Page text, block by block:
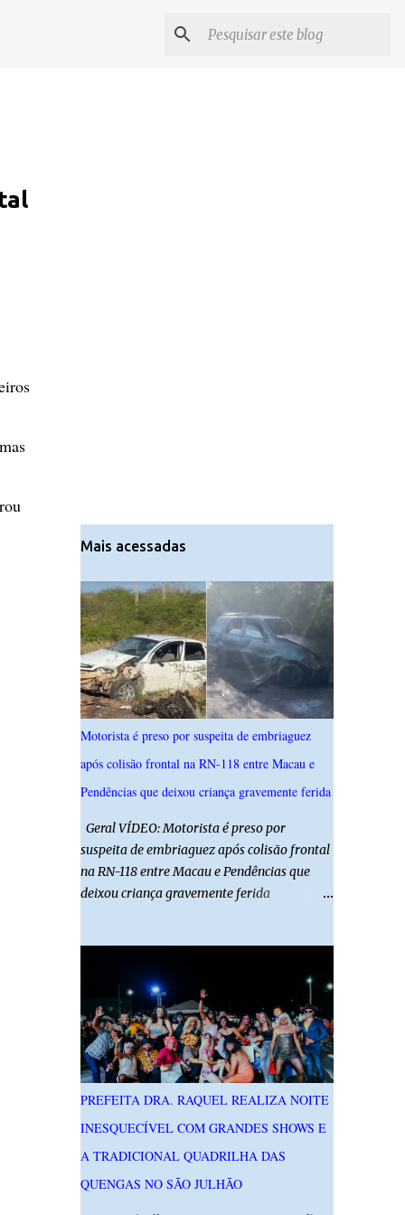
Mais acessadas
Motorista é preso por suspeita de embriaguez
após colisão frontal na RN-118 entre Macau e
Pendências que deixou criança gravemente ferida
Geral VÍDEO: Motorista é preso por
suspeita de embriaguez após colisão frontal
na RN-118 entre Macau e Pendências que
deixou criança gravemente ferida
embriagado após um acidente que deixou
uma criança de 11 anos gravemente ferida
na manhã deste sábado (1º), na RN-118,
entre Macau e Pendências. Segundo a Polícia
Militar, dois carros que seguiam em sentidos
opostos bateram de frente. Um dos
condutores apresentava sinais de
embriaguez, foi levado ao Hospital Regional
Tarcísio Maia, em Mossoró, e autuado em
flagrante. O exame pericial para confirmar a
presença de álcool no organismo está em
PREFEITA DRA. RAQUEL REALIZA NOITE
INESQUECÍVEL COM GRANDES SHOWS E
A TRADICIONAL QUADRILHA DAS
QUENGAS NO SÃO JULHÃO